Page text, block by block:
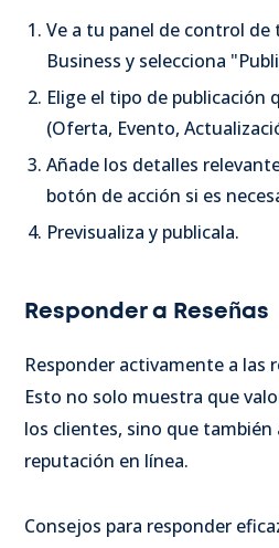
Ve a tu panel de control de
Business y selecciona
Elige el tipo de publicación
(Oferta, Evento,
Añade los detalles
botón de acción si es
Previsualiza y publicala.
Responder a Reseñas
Responder activamente a las
Esto no solo muestra que
los clientes, sino que
reputación en línea.
Consejos para responder